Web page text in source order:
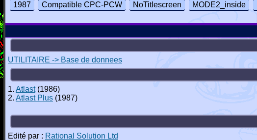
1987 Compatible CPC-PCW NoTitlescreen MODE2_inside
UTILITAIRE -> Base de donnees
1. Atlast(1986)
2. Atlast Plus (1987)
Edité par : Rational Solution Ltd